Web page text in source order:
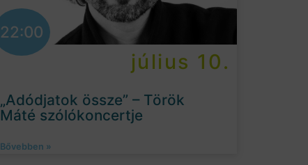
22:00
július 10.
„Adódjatok össze” – Török
Máté szólókoncertje
Bővebben »